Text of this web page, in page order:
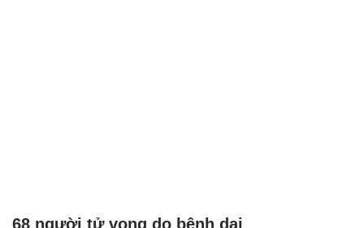
68 người tử vong do bệnh dại